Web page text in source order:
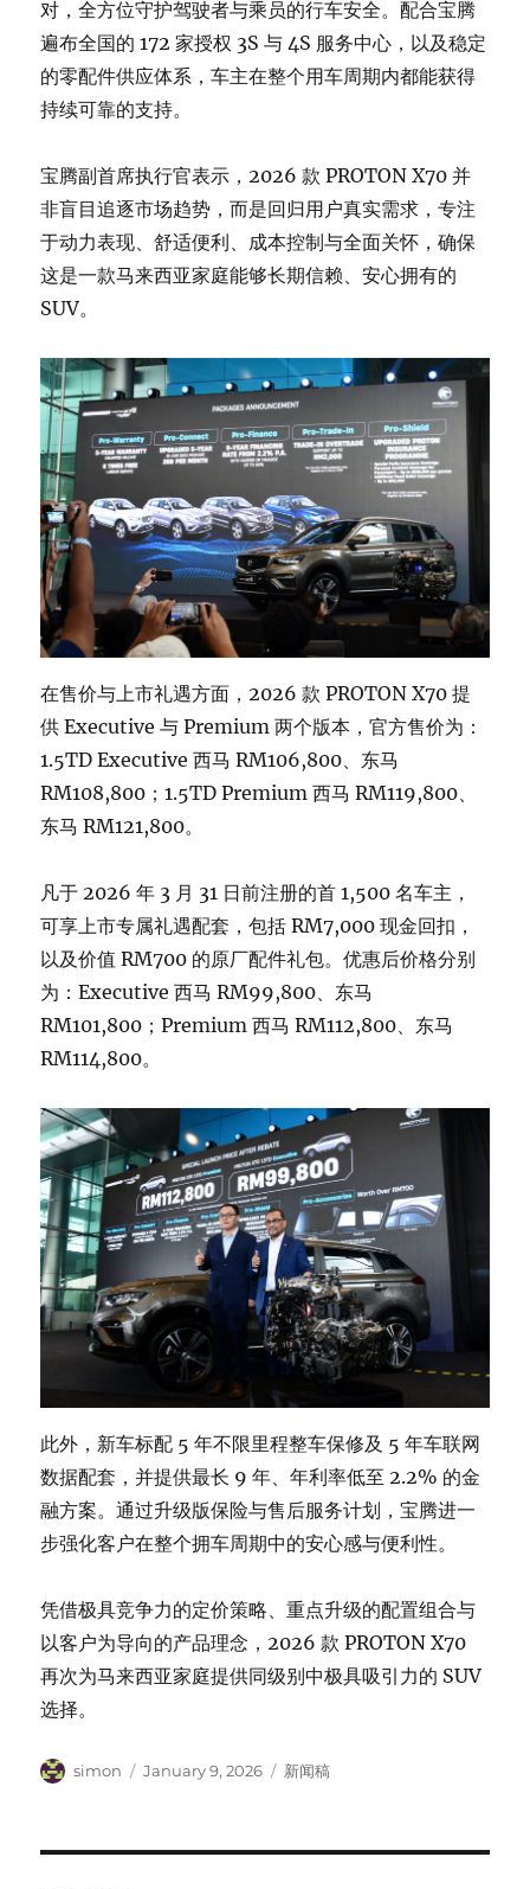
对，全方位守护驾驶者与乘员的行车安全。配合宝腾
遍布全国的 172 家授权 3S 与 4S 服务中心，以及稳定
的零配件供应体系，车主在整个用车周期内都能获得
持续可靠的支持。
宝腾副首席执行官表示，2026 款 PROTON X70 并
非盲目追逐市场趋势，而是回归用户真实需求，专注
于动力表现、舒适便利、成本控制与全面关怀，确保
这是一款马来西亚家庭能够长期信赖、安心拥有的
SUV。
在售价与上市礼遇方面，2026 款 PROTON X70 提
供 Executive 与 Premium 两个版本，官方售价为：
1.5TD Executive 西马 RM106,800、东马
RM108,800；1.5TD Premium 西马 RM119,800、
东马 RM121,800。
凡于 2026 年 3 月 31 日前注册的首 1,500 名车主，
可享上市专属礼遇配套，包括 RM7,000 现金回扣，
以及价值 RM700 的原厂配件礼包。优惠后价格分别
为：Executive 西马 RM99,800、东马
RM101,800；Premium 西马 RM112,800、东马
RM114,800。
此外，新车标配 5 年不限里程整车保修及 5 年车联网
数据配套，并提供最长 9 年、年利率低至 2.2% 的金
融方案。通过升级版保险与售后服务计划，宝腾进一
步强化客户在整个拥车周期中的安心感与便利性。
凭借极具竞争力的定价策略、重点升级的配置组合与
以客户为导向的产品理念，2026 款 PROTON X70
再次为马来西亚家庭提供同级别中极具吸引力的 SUV
选择。
Author
simon
Posted
January 9, 2026 Categories
新闻稿